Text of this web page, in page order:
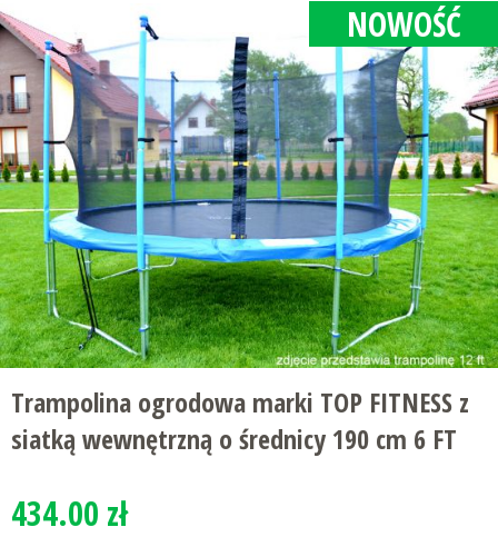
NOWOŚĆ
Trampolina ogrodowa marki TOP FITNESS z
siatką wewnętrzną o średnicy 190 cm 6 FT
434.00 zł